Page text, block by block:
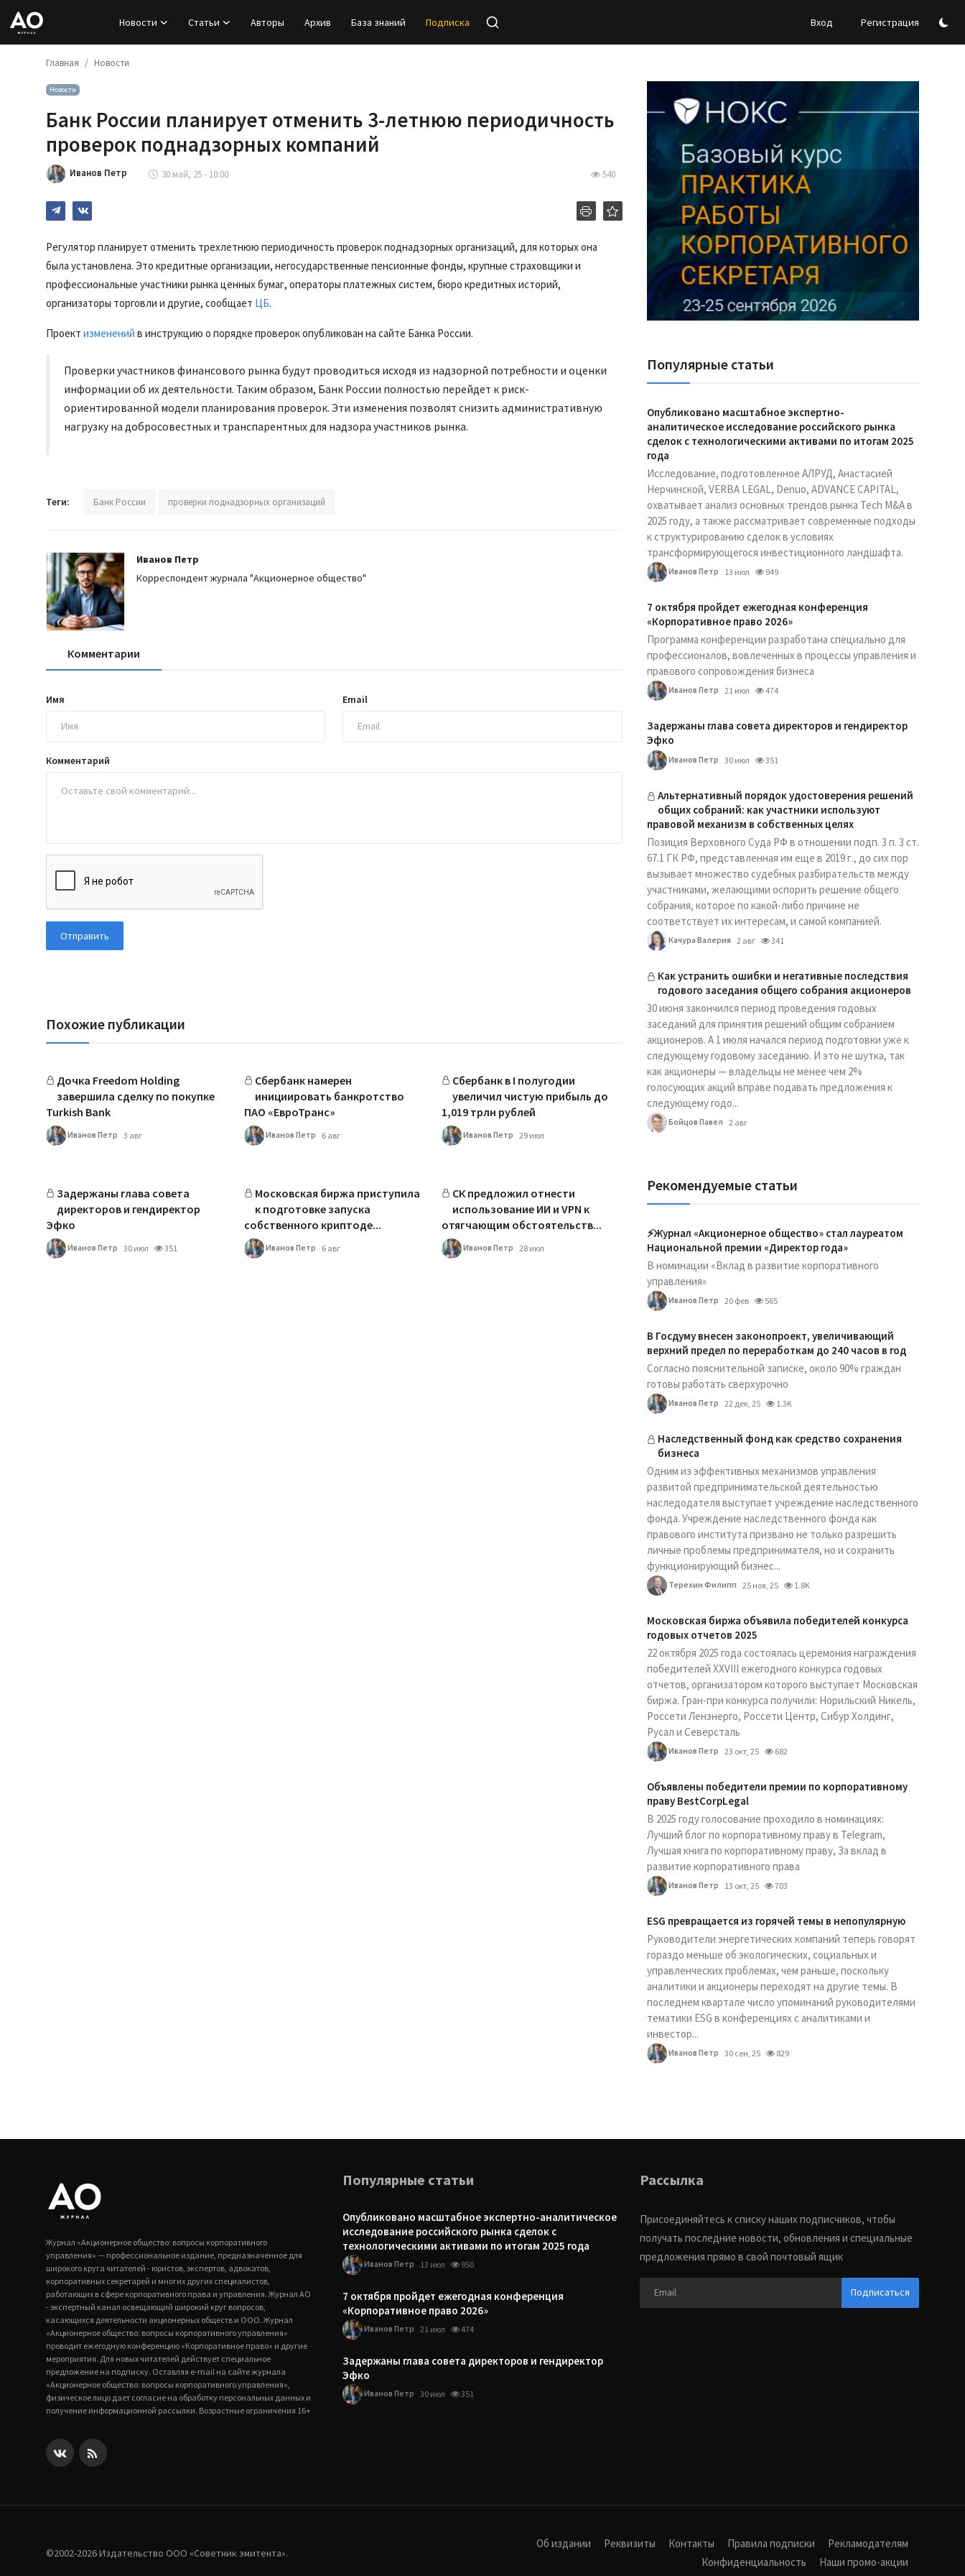
Новости Статьи Авторы Архив База знаний Подписка Вход Регистрация
Статьи
База знаний
Подписка
Главная Новости
Новости
Банк России планирует отменить 3-летнюю периодичность
проверок поднадзорных компаний
Иванов Петр 30 май, 25 - 10:00 540
Регулятор планирует отменить трехлетнюю периодичность проверок поднадзорных организаций, для которых она
была установлена. Это кредитные организации, негосударственные пенсионные фонды, крупные страховщики и
профессиональные участники рынка ценных бумаг, операторы платежных систем, бюро кредитных историй,
организаторы торговли и другие, сообщает ЦБ.
Проект изменений в инструкцию о порядке проверок опубликован на сайте Банка России.
Проверки участников финансового рынка будут проводиться исходя из надзорной потребности и оценки
информации об их деятельности. Таким образом, Банк России полностью перейдет к риск-
ориентированной модели планирования проверок. Эти изменения позволят снизить административную
нагрузку на добросовестных и транспарентных для надзора участников рынка.
Теги: Банк России проверки поднадзорных организаций
Иванов Петр
Корреспондент журнала "Акционерное общество"
Комментарии
Имя Email
Комментарий
Отправить
Похожие публикации
Дочка Freedom Holding
завершила сделку по покупке
Turkish Bank
Иванов Петр 3 авг
Сбербанк намерен
инициировать банкротство
ПАО «ЕвроТранс»
Иванов Петр 6 авг
Сбербанк в I полугодии
увеличил чистую прибыль до
1,019 трлн рублей
Иванов Петр 29 июл
Задержаны глава совета
директоров и гендиректор
Эфко
Иванов Петр 30 июл 351
Московская биржа приступила
к подготовке запуска
собственного криптоде...
Иванов Петр 6 авг
СК предложил отнести
использование ИИ и VPN к
отягчающим обстоятельств...
Иванов Петр 28 июл
Реклама Ассоциации "НОКС", ИНН 7709980401, ERID:2SDnjdY5NTb
Популярные статьи
Опубликовано масштабное экспертно-
аналитическое исследование российского рынка
сделок с технологическими активами по итогам 2025
года
Исследование, подготовленное АЛРУД, Анастасией
Нерчинской, VERBA LEGAL, Denuo, ADVANCE CAPITAL,
охватывает анализ основных трендов рынка Tech M&A в
2025 году, а также рассматривает современные подходы
к структурированию сделок в условиях
трансформирующегося инвестиционного ландшафта.
Иванов Петр 13 июл 949
7 октября пройдет ежегодная конференция
«Корпоративное право 2026»
Программа конференции разработана специально для
профессионалов, вовлеченных в процессы управления и
правового сопровождения бизнеса
Иванов Петр 21 июл 474
Задержаны глава совета директоров и гендиректор
Эфко
Иванов Петр 30 июл 351
Альтернативный порядок удостоверения решений
общих собраний: как участники используют
правовой механизм в собственных целях
Позиция Верховного Суда РФ в отношении подп. 3 п. 3 ст.
67.1 ГК РФ, представленная им еще в 2019 г., до сих пор
вызывает множество судебных разбирательств между
участниками, желающими оспорить решение общего
собрания, которое по какой-либо причине не
соответствует их интересам, и самой компанией.
Качура Валерия 2 авг 341
Как устранить ошибки и негативные последствия
годового заседания общего собрания акционеров
30 июня закончился период проведения годовых
заседаний для принятия решений общим собранием
акционеров. А 1 июля начался период подготовки уже к
следующему годовому заседанию. И это не шутка, так
как акционеры — владельцы не менее чем 2%
голосующих акций вправе подавать предложения к
следующему годо...
Бойцов Павел 2 авг
Рекомендуемые статьи
⚡️Журнал «Акционерное общество» стал лауреатом
Национальной премии «Директор года»
В номинации «Вклад в развитие корпоративного
управления»
Иванов Петр 20 фев 565
В Госдуму внесен законопроект, увеличивающий
верхний предел по переработкам до 240 часов в год
Согласно пояснительной записке, около 90% граждан
готовы работать сверхурочно
Иванов Петр 22 дек, 25 1.3K
Наследственный фонд как средство сохранения
бизнеса
Одним из эффективных механизмов управления
развитой предпринимательской деятельностью
наследодателя выступает учреждение наследственного
фонда. Учреждение наследственного фонда как
правового института призвано не только разрешить
личные проблемы предпринимателя, но и сохранить
функционирующий бизнес...
Терехин Филипп 25 ноя, 25 1.8K
Московская биржа объявила победителей конкурса
годовых отчетов 2025
22 октября 2025 года состоялась церемония награждения
победителей XXVIII ежегодного конкурса годовых
отчетов, организатором которого выступает Московская
биржа. Гран-при конкурса получили: Норильский Никель,
Россети Ленэнерго, Россети Центр, Сибур Холдинг,
Русал и Северсталь
Иванов Петр 23 окт, 25 682
Объявлены победители премии по корпоративному
праву BestCorpLegal
В 2025 году голосование проходило в номинациях:
Лучший блог по корпоративному праву в Telegram,
Лучшая книга по корпоративному праву, За вклад в
развитие корпоративного права
Иванов Петр 13 окт, 25 703
ESG превращается из горячей темы в непопулярную
Руководители энергетических компаний теперь говорят
гораздо меньше об экологических, социальных и
управленческих проблемах, чем раньше, поскольку
аналитики и акционеры переходят на другие темы. В
последнем квартале число упоминаний руководителями
тематики ESG в конференциях с аналитиками и
инвестор...
Иванов Петр 30 сен, 25 829
Журнал «Акционерное общество: вопросы корпоративного
управления» — профессиональное издание, предназначенное для
широкого круга читателей - юристов, экспертов, адвокатов,
корпоративных секретарей и многих других специалистов,
работающих в сфере корпоративного права и управления. Журнал АО
- экспертный канал освещающий широкий круг вопросов,
касающихся деятельности акционерных обществ и ООО. Журнал
«Акционерное общество: вопросы корпоративного управления»
проводит ежегодную конференцию «Корпоративное право» и другие
мероприятия. Для новых читателей действует специальное
предложение на подписку. Оставляя e-mail на сайте журнала
«Акционерное общество: вопросы корпоративного управления»,
физическое лицо дает согласие на обработку персональных данных и
получение информационной рассылки. Возрастные ограничения 16+
Популярные статьи
Опубликовано масштабное экспертно-аналитическое
исследование российского рынка сделок с
технологическими активами по итогам 2025 года
Иванов Петр 13 июл 950
7 октября пройдет ежегодная конференция
«Корпоративное право 2026»
Иванов Петр 21 июл 474
Задержаны глава совета директоров и гендиректор
Эфко
Иванов Петр 30 июл 351
Рассылка
Присоединяйтесь к списку наших подписчиков, чтобы
получать последние новости, обновления и специальные
предложения прямо в свой почтовый ящик
Подписаться
©2002-2026 Издательство ООО «‎Советник эмитента».
Об издании Реквизиты Контакты Правила подписки
Рекламодателям
Конфиденциальность
Наши промо-акции